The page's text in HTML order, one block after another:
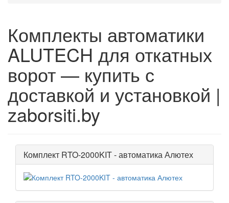
Комплекты автоматики
ALUTECH для откатных
ворот — купить с
доставкой и установкой |
zaborsiti.by
Комплект RTO-2000KIT - автоматика Алютех